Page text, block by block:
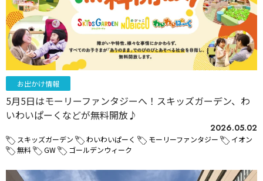
お出かけ情報
5月5日はモーリーファンタジーへ！スキッズガーデン、わ
いわいぱーくなどが無料開放♪
2026.05.02
スキッズガーデン わいわいぱーく モーリーファンタジー
イオン
無料
GW ゴールデンウィーク